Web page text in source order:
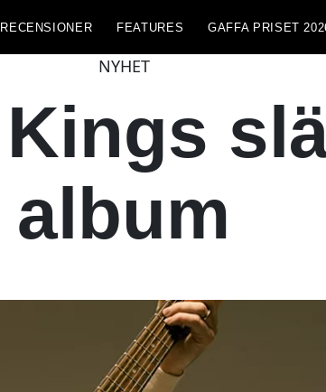
RECENSIONER FEATURES GAFFA PRISET
NYHET
album